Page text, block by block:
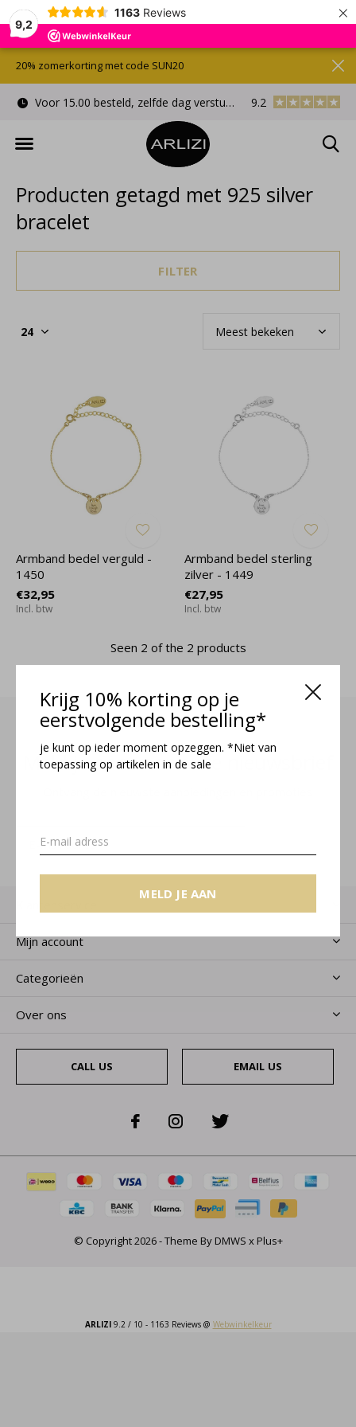
9,2
1163 Reviews ×
Krijg 10% korting op je
eerstvolgende bestelling*
je kunt op ieder moment opzeggen. *Niet van
toepassing op artikelen in de sale
MELD JE AAN
Voor 15.00 besteld, zelfde dag verstuurd Gratis
9.2
20% zomerkorting met code SUN20
Producten getagd met 925 silver
bracelet
FILTER
Armband bedel verguld -
1450
€32,95
Incl. btw
Armband bedel sterling
zilver - 1449
€27,95
Incl. btw
Seen 2 of the 2 products
Meld je aan voor onze nieuwsbrief
Mijn account
Categorieën
Over ons
CALL US EMAIL US
© Copyright2026- Theme ByDMWS x Plus+
ARLIZI9.2 / 10 - 1163 Reviews @ Webwinkelkeur